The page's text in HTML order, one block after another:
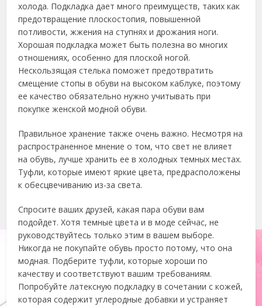
холода. Подкладка дает много преимуществ, таких как
предотвращение плоскостопия, повышенной
потливости, жжения на ступнях и дрожания ноги.
Хорошая подкладка может быть полезна во многих
отношениях, особенно для плоской ногой.
Нескользящая стелька поможет предотвратить
смещение стопы в обуви на высоком каблуке, поэтому
ее качество обязательно нужно учитывать при
покупке женской модной обуви.
Правильное хранение также очень важно. Несмотря на
распространенное мнение о том, что свет не влияет
на обувь, лучше хранить ее в холодных темных местах.
Туфли, которые имеют яркие цвета, предрасположены
к обесцвечиванию из-за света.
Спросите ваших друзей, какая пара обуви вам
подойдет. Хотя темные цвета и в моде сейчас, не
руководствуйтесь только этим в вашем выборе.
Никогда не покупайте обувь просто потому, что она
модная. Подберите туфли, которые хороши по
качеству и соответствуют вашим требованиям.
Попробуйте латексную подкладку в сочетании с кожей,
которая содержит углеродные добавки и устраняет